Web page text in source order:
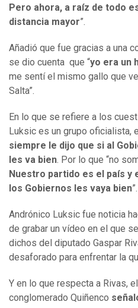
Pero ahora, a raíz de todo
distancia mayor”.
Añadió que fue gracias a una
se dio cuenta que “yo era un
me sentí el mismo gallo que
Salta”.
En lo que se refiere a los
Luksic es un grupo oficialista,
siempre le dijo que si al
les va bien. Por lo que “no
Nuestro partido es el país y
los Gobiernos les vaya bien”.
Andrónico Luksic fue noticia
de grabar un vídeo en el que
dichos del diputado Gaspar
desaforado para enfrentar la
Y en lo que respecta a Rivas, el
conglomerado Quiñenco